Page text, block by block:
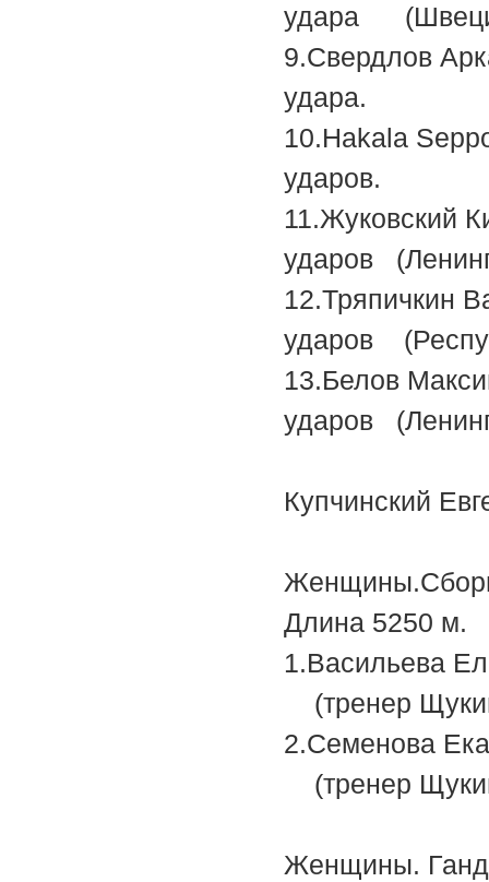
удара
удара.
ударов.
ударов
ударов
ударов
Длина 5250 м.
(тренер
(тренер
Женщины.